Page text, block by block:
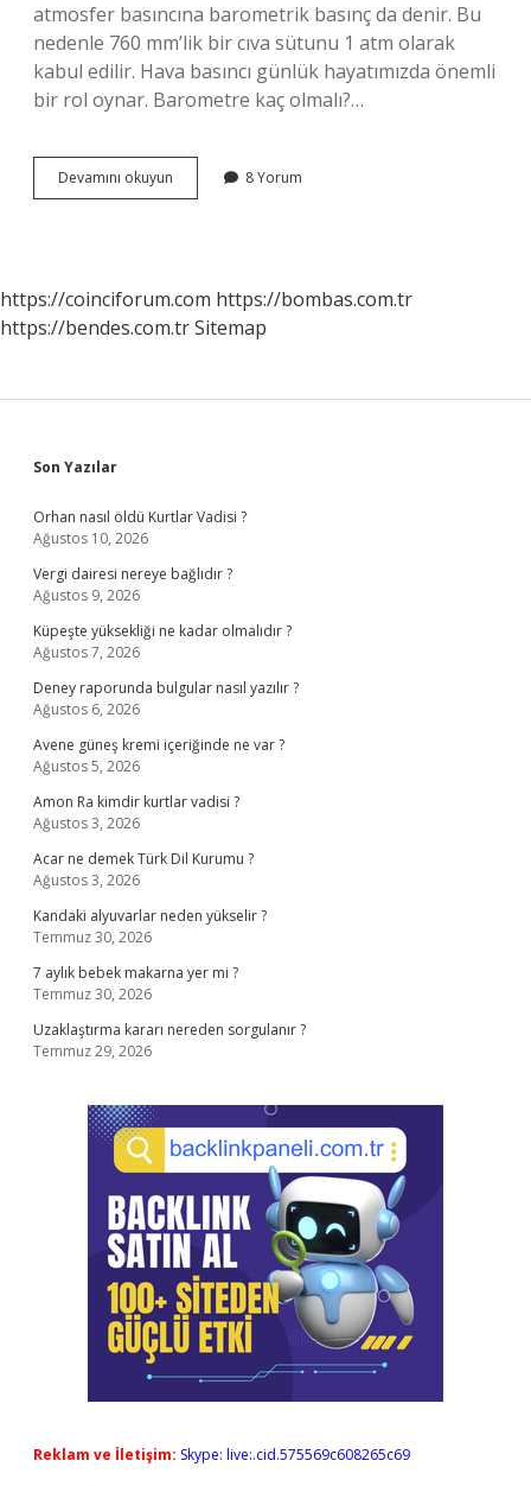
atmosfer basıncına barometrik basınç da denir. Bu
nedenle 760 mm’lik bir cıva sütunu 1 atm olarak
kabul edilir. Hava basıncı günlük hayatımızda önemli
bir rol oynar. Barometre kaç olmalı?…
Devamını okuyun Barometre
Ölçü
8 Yorum
https://coinciforum.com https://bombas.com.tr
https://bendes.com.trSitemap
Sidebar
Son Yazılar
Orhan nasıl öldü Kurtlar Vadisi ?
Ağustos 10, 2026
Vergi dairesi nereye bağlıdır ?
Ağustos 9, 2026
Küpeşte yüksekliği ne kadar olmalıdır ?
Ağustos 7, 2026
Deney raporunda bulgular nasıl yazılır ?
Ağustos 6, 2026
Avene güneş kremi içeriğinde ne var ?
Ağustos 5, 2026
Amon Ra kimdir kurtlar vadisi ?
Ağustos 3, 2026
Acar ne demek Türk Dil Kurumu ?
Ağustos 3, 2026
Kandaki alyuvarlar neden yükselir ?
Temmuz 30, 2026
7 aylık bebek makarna yer mi ?
Temmuz 30, 2026
Uzaklaştırma kararı nereden sorgulanır ?
Temmuz 29, 2026
Reklam ve İletişim: Skype: live:.cid.575569c608265c69